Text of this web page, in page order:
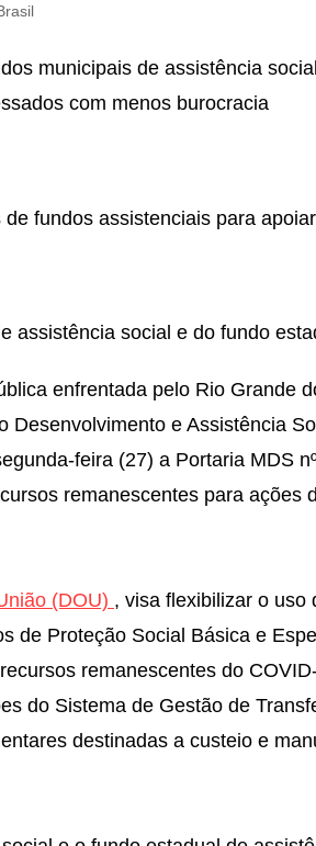
municipais de assistência
com menos burocracia
assistência social e do fundo
enfrentada pelo Rio Grande
Desenvolvimento e Assistência
feira (27) a Portaria MDS
remanescentes para ações
(DOU) , visa flexibilizar o uso
de Proteção Social Básica e
remanescentes do
do Sistema de Gestão de
destinadas a custeio e